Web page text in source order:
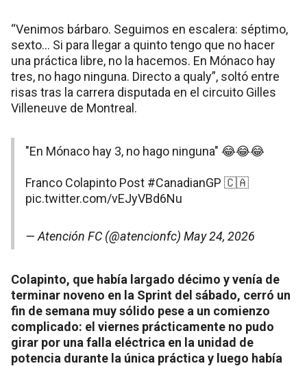
“Venimos bárbaro. Seguimos en escalera: séptimo,
sexto... Si para llegar a quinto tengo que no hacer
una práctica libre, no la hacemos. En Mónaco hay
tres, no hago ninguna. Directo a qualy”, soltó entre
risas tras la carrera disputada en el circuito Gilles
Villeneuve de Montreal.
"En Mónaco hay 3, no hago ninguna" 😂😂😂
Franco Colapinto Post #CanadianGP 🇨🇦
pic.twitter.com/vEJyVBd6Nu
— Atención FC (@atencionfc) May 24, 2026
Colapinto, que había largado décimo y venía de
terminar noveno en la Sprint del sábado, cerró un
fin de semana muy sólido pese a un comienzo
complicado: el viernes prácticamente no pudo
girar por una falla eléctrica en la unidad de
potencia durante la única práctica y luego había